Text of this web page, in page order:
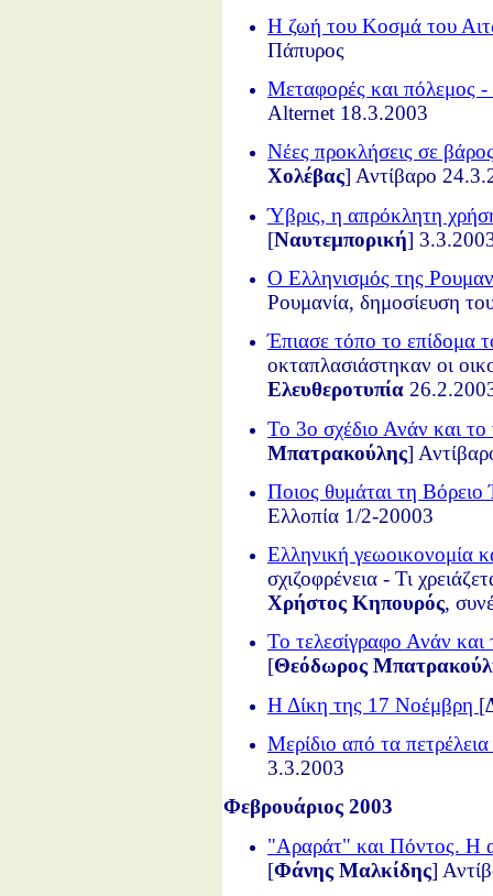
Η ζωή του Κοσμά του
Πάπυρος
Μεταφορές και πόλεμος
Alternet 18.3.2003
Νέες προκλήσεις σε
Χολέβας] Αντίβαρο
Ύβρις, η απρόκλητη
[Ναυτεμπορική]
Ο Ελληνισμός της
Ρουμανία, δημοσίευση
Έπιασε τόπο το επίδομα
οκταπλασιάστηκαν οι
Ελευθεροτυπία
Το 3ο σχέδιο Ανάν και
Μπατρακούλης]
Ποιος θυμάται τη Βόρειο
Ελλοπία 1/2-20003
Ελληνική γεωοικονομία
σχιζοφρένεια - Τι
Χρήστος Κηπουρός,
Το τελεσίγραφο Ανάν και
[Θεόδωρος
Η Δίκη της 17 Νοέμβρη [
Μερίδιο από τα
3.3.2003
Φεβρουάριος 2003
"Αραράτ" και Πόντος. Η
[Φάνης Μαλκίδης]